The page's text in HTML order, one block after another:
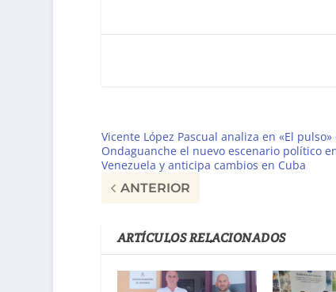
Vicente López Pascual analiza en «El pulso»
Ondaguanche el nuevo escenario político
Venezuela y anticipa cambios en Cuba
ANTERIOR
ARTÍCULOS RELACIONADOS